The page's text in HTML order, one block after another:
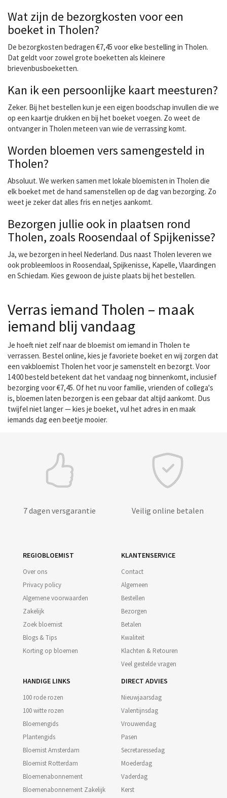
Wat zijn de bezorgkosten voor een
boeket in Tholen?
De bezorgkosten bedragen €7,45 voor elke bestelling in Tholen.
Dat geldt voor zowel grote boeketten als kleinere
brievenbusboeketten.
Kan ik een persoonlijke kaart meesturen?
Zeker. Bij het bestellen kun je een eigen boodschap invullen die we
op een kaartje drukken en bij het boeket voegen. Zo weet de
ontvanger in Tholen meteen van wie de verrassing komt.
Worden bloemen vers samengesteld in
Tholen?
Absoluut. We werken samen met lokale bloemisten in Tholen die
elk boeket met de hand samenstellen op de dag van bezorging. Zo
weet je zeker dat alles fris en netjes aankomt.
Bezorgen jullie ook in plaatsen rond
Tholen, zoals Roosendaal of Spijkenisse?
Ja, we bezorgen in heel Nederland. Dus naast Tholen leveren we
ook probleemloos in Roosendaal, Spijkenisse, Kapelle, Vlaardingen
en Schiedam. Kies gewoon de juiste plaats bij het bestellen.
Verras iemand Tholen – maak
iemand blij vandaag
Je hoeft niet zelf naar de bloemist om iemand in Tholen te
verrassen. Bestel online, kies je favoriete boeket en wij zorgen dat
een vakbloemist Tholen het voor je samenstelt en bezorgt. Voor
14:00 besteld betekent dat het vandaag nog binnenkomt, inclusief
bezorging voor €7,45. Of het nu voor familie, vrienden of collega's
is, bloemen laten bezorgen is een gebaar dat altijd aankomt. Dus
twijfel niet langer — kies je boeket, vul het adres in en maak
iemands dag een beetje mooier.
7 dagen versgarantie Veilig online betalen
REGIOBLOEMIST
Over ons
Privacy policy
Algemene voorwaarden
Zakelijk
Zoek bloemist
Blogs & Tips
Korting op bloemen
KLANTENSERVICE
Contact
Algemeen
Bestellen
Bezorgen
Betalen
Kwaliteit
Klachten & Retouren
Veel gestelde vragen
HANDIGE LINKS
100 rode rozen
100 witte rozen
Bloemengids
Plantengids
Bloemist Amsterdam
Bloemist Rotterdam
Bloemenabonnement
Bloemenabonnement Zakelijk
DIRECT ADVIES
Nieuwjaarsdag
Valentijnsdag
Vrouwendag
Pasen
Secretaressedag
Moederdag
Vaderdag
Kerst